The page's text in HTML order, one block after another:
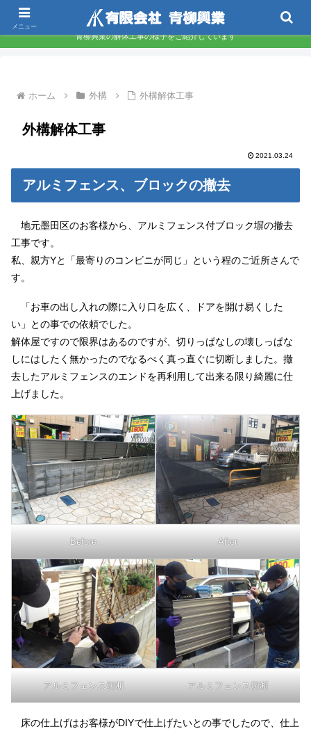
東京都墨田区 下町の解体屋さんです
青柳興業の解体工事の様子をご紹介しています
ホーム 外構 外構解体工事
外構解体工事
2021.03.24
アルミフェンス、ブロックの撤去
地元墨田区のお客様から、アルミフェンス付ブロック塀の撤去
工事です。
私、親方Yと「最寄りのコンビニが同じ」という程のご近所さんで
す。
「お車の出し入れの際に入り口を広く、ドアを開け易くした
い」との事での依頼でした。
解体屋ですので限界はあるのですが、切りっぱなしの壊しっぱな
しにはしたく無かったのでなるべく真っ直ぐに切断しました。撤
去したアルミフェンスのエンドを再利用して出来る限り綺麗に仕
上げました。
Before After
アルミフェンス切断 アルミフェンス切断
床の仕上げはお客様がDIYで仕上げたいとの事でしたので、仕上
メニュー